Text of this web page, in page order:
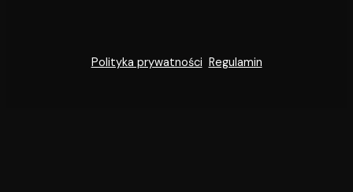
Polityka prywatności Regulamin